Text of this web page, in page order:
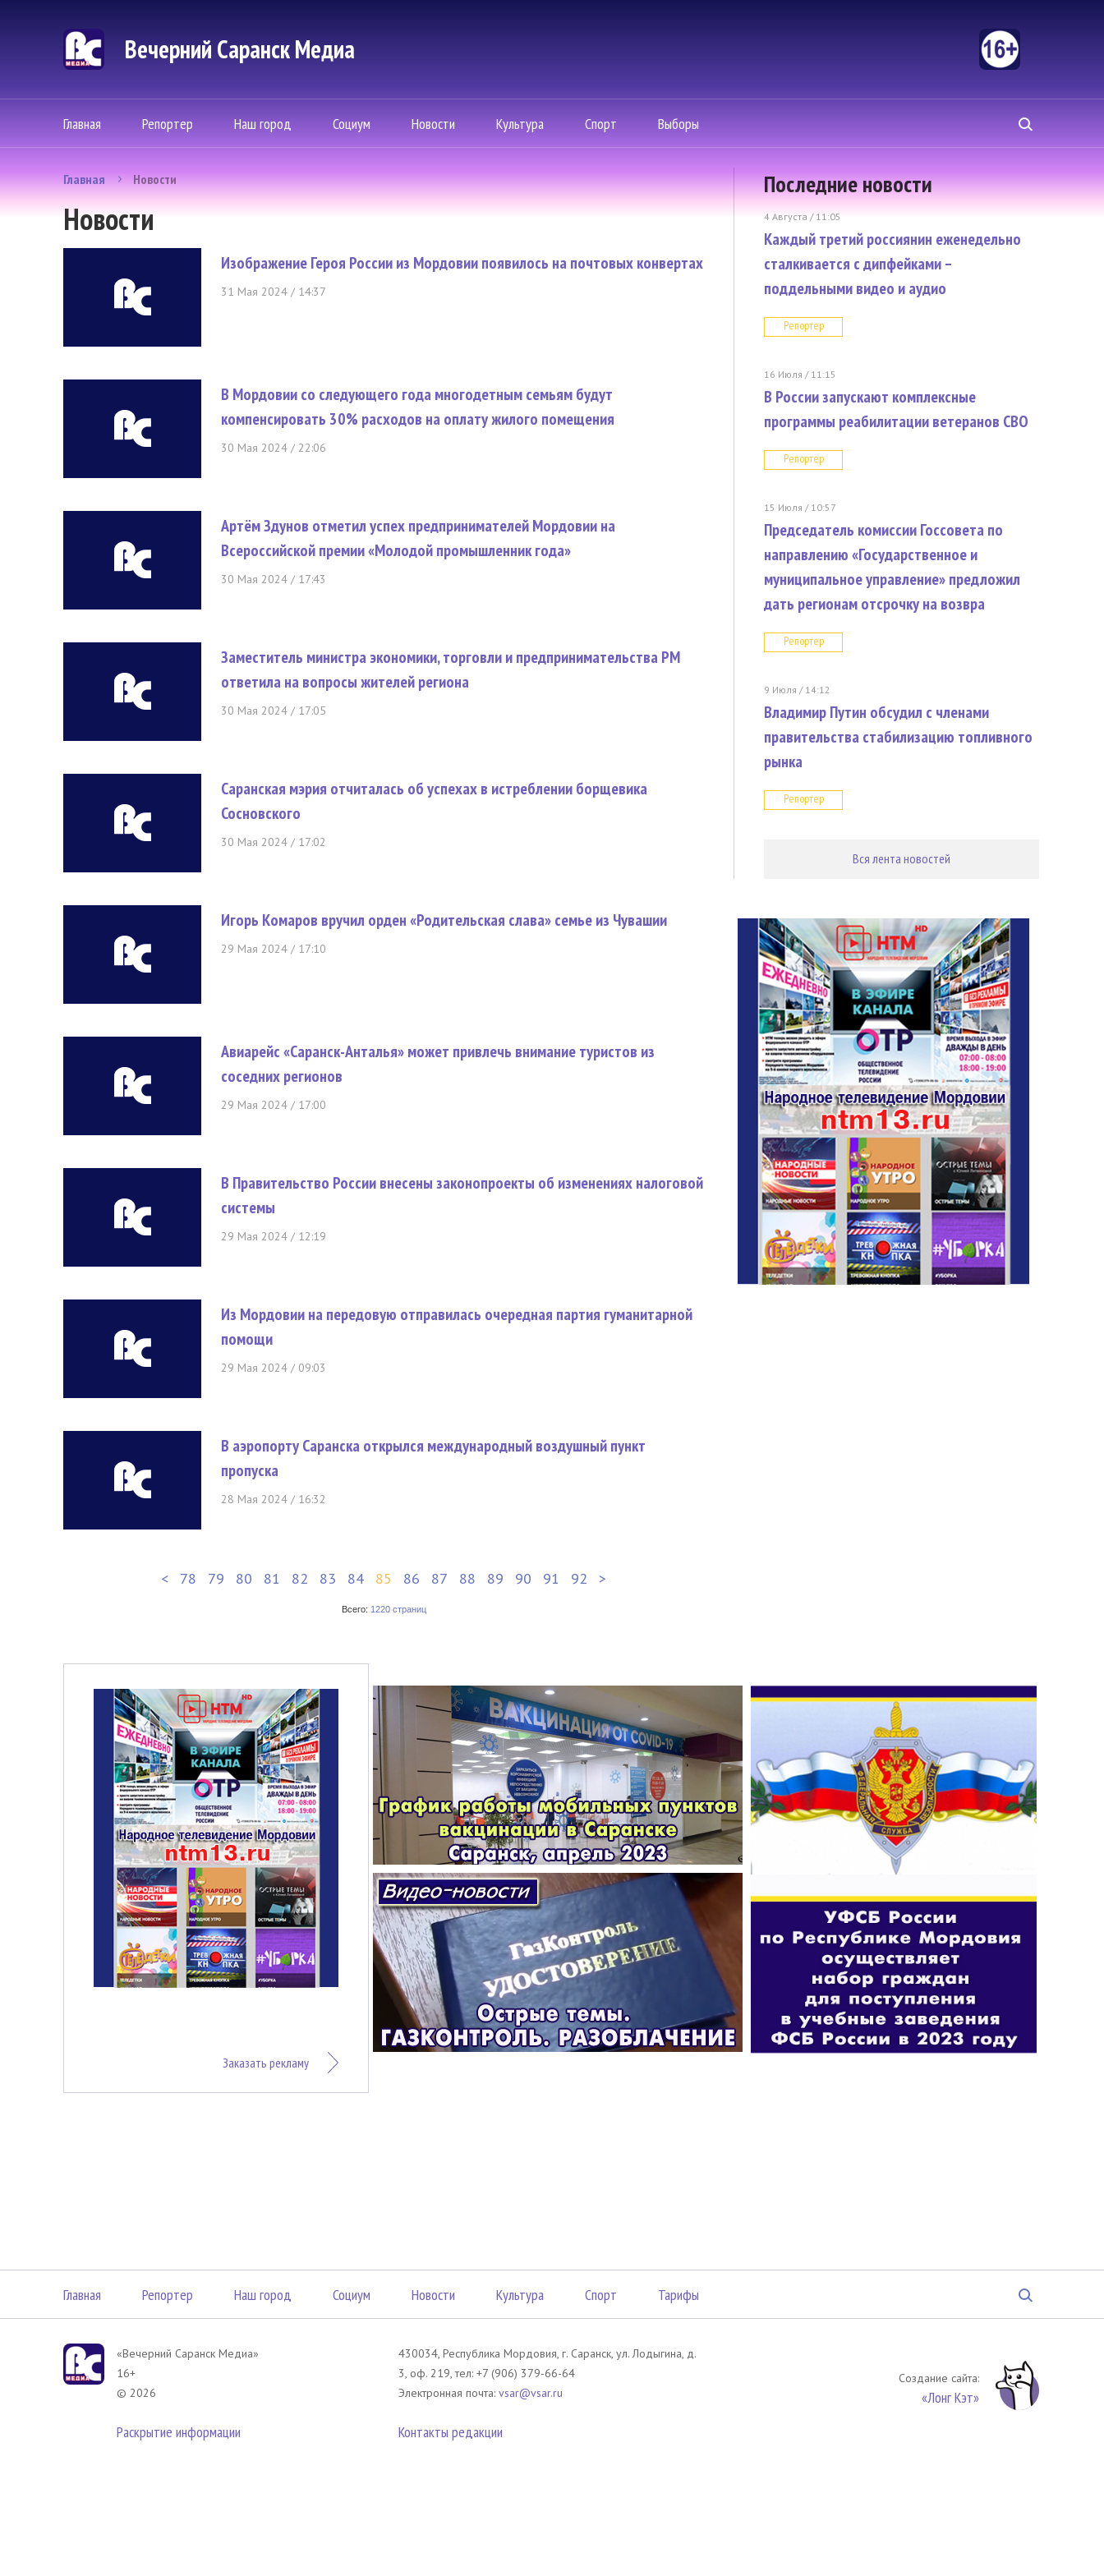
Вечерний Саранск Mедиа
Главная Репортер Наш город Социум Новости Культура Спорт Выборы
Главная Новости
Новости
Изображение Героя России из Мордовии появилось на почтовых конвертах
31 Мая 2024 / 14:37
В Мордовии со следующего года многодетным семьям будут
компенсировать 30% расходов на оплату жилого помещения
30 Мая 2024 / 22:06
Артём Здунов отметил успех предпринимателей Мордовии на
Всероссийской премии «Молодой промышленник года»
30 Мая 2024 / 17:43
Заместитель министра экономики, торговли и предпринимательства РМ
ответила на вопросы жителей региона
30 Мая 2024 / 17:05
Саранская мэрия отчиталась об успехах в истреблении борщевика
Сосновского
30 Мая 2024 / 17:02
Игорь Комаров вручил орден «Родительская слава» семье из Чувашии
29 Мая 2024 / 17:10
Авиарейс «Саранск-Анталья» может привлечь внимание туристов из
соседних регионов
29 Мая 2024 / 17:00
В Правительство России внесены законопроекты об изменениях налоговой
системы
29 Мая 2024 / 12:19
Из Мордовии на передовую отправилась очередная партия гуманитарной
помощи
29 Мая 2024 / 09:03
В аэропорту Саранска открылся международный воздушный пункт
пропуска
28 Мая 2024 / 16:32
< 78 79 80 81 82 83 84 85 86 87 88 89 90 91 92 >
Всего: 1220 страниц
Последние новости
4 Августа / 11:05
Каждый третий россиянин еженедельно
сталкивается с дипфейками –
поддельными видео и аудио
Репортер
16 Июля / 11:15
В России запускают комплексные
программы реабилитации ветеранов СВО
Репортер
15 Июля / 10:57
Председатель комиссии Госсовета по
направлению «Государственное и
муниципальное управление» предложил
дать регионам отсрочку на возвра
Репортер
9 Июля / 14:12
Владимир Путин обсудил с членами
правительства стабилизацию топливного
рынка
Репортер
Вся лента новостей
Заказать рекламу
Главная Репортер Наш город Социум Новости Культура Спорт Тарифы
«Вечерний Саранск Mедиа»
16+
© 2026
Раскрытие информации
430034, Республика Мордовия, г. Саранск, ул. Лодыгина, д.
3, оф. 219, тел: +7 (906) 379-66-64
Электронная почта: vsar@vsar.ru
Контакты редакции
Создание сайта:
«Лонг Кэт»